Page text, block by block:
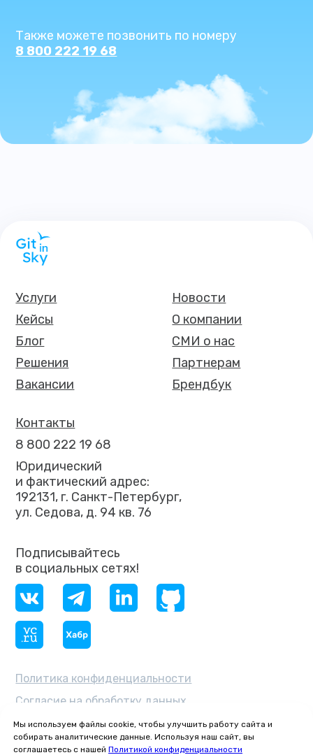
Также можете позвонить по номеру
8 800 222 19 68
Мы используем файлы cookie, чтобы улучшить работу сайта и
собирать аналитические данные. Используя наш сайт, вы
соглашаетесь с нашей Политикой конфиденциальности
ОКВЭД 62.03 — «Деятельность
по управлению компьютерным
оборудованием»
Политика конфиденциальности
Согласие на обработку данных
Брендбук
Партнерам
СМИ о нас
О компании
Новости
Вакансии
Решения
Блог
Кейсы
Услуги
Юридический
и фактический адрес:
192131, г. Санкт-Петербург,
ул. Седова, д. 94 кв. 76
8 800 222 19 68
Подписывайтесь
в социальных сетях!
Контакты